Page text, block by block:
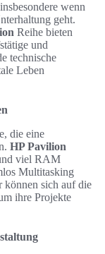
wenn
geht.
Reihe bieten
und
technische
Leben
die eine
HP Pavilion
viel RAM
Multitasking
können sich auf die
ihre Projekte